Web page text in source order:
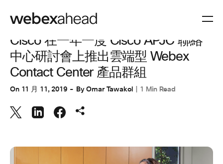
協同合作, 客戶體驗
Cisco 在一年一度 Cisco APJC 聯絡
中心研討會上推出雲端型 Webex
Contact Center 產品群組
On 11 月 11, 2019 ByOmar Tawakol 1 Min Read